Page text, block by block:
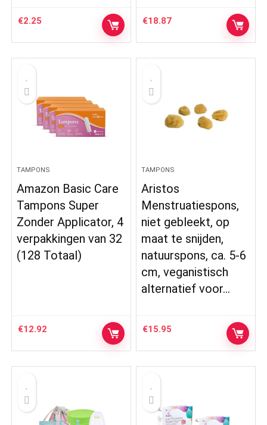
€2.25 €18.87
TAMPONS
Amazon Basic Care
Tampons Super
Zonder Applicator, 4
verpakkingen van 32
(128 Totaal)
€12.92
TAMPONS
Aristos
Menstruatiespons,
niet gebleekt, op
maat te snijden,
natuurspons, ca. 5-6
cm, veganistisch
alternatief voor…
€15.95